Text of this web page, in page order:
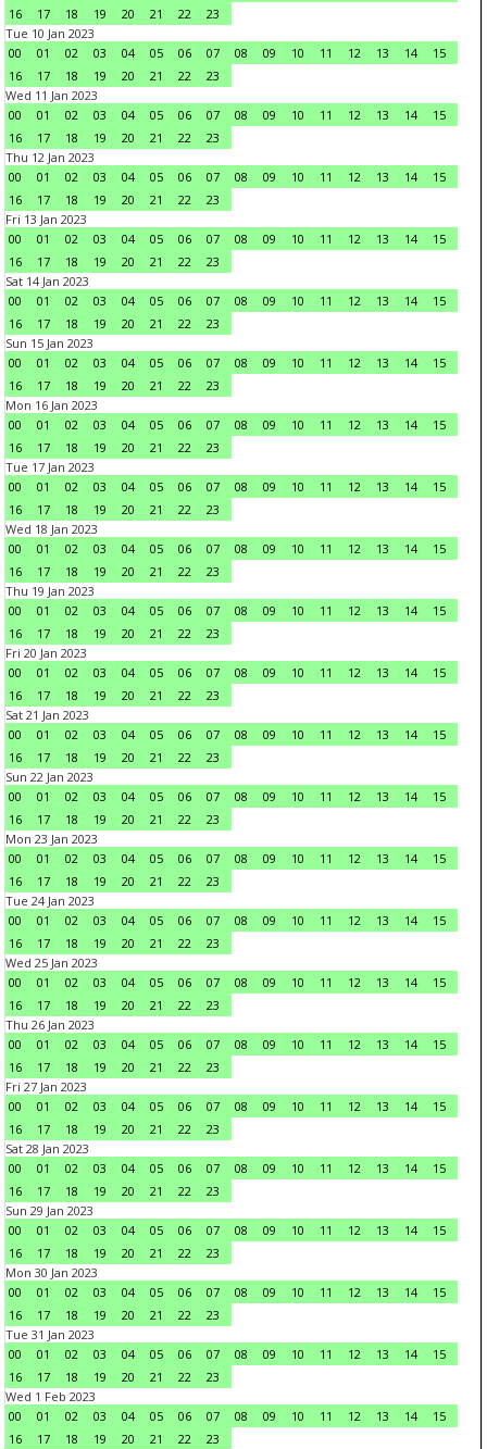
16 17 18 19 20 21 22
23
Tue 10 Jan 2023
00
01 02 03 04 05 06 07 08 09 10 11 12 13 14
15
16
17 18 19 20 21 22
23
Wed 11 Jan 2023
00
01 02 03 04 05 06 07 08 09 10 11 12 13 14
15
16
17 18 19 20 21 22
23
Thu 12 Jan 2023
00
01 02 03 04 05 06 07 08 09 10 11 12 13 14
15
16
17 18 19 20 21 22
23
Fri 13 Jan 2023
00
01 02 03 04 05 06 07 08 09 10 11 12 13 14
15
16
17 18 19 20 21 22
23
Sat 14 Jan 2023
00
01 02 03 04 05 06 07 08 09 10 11 12 13 14
15
16
17 18 19 20 21 22
23
Sun 15 Jan 2023
00
01 02 03 04 05 06 07 08 09 10 11 12 13 14
15
16
17 18 19 20 21 22
23
Mon 16 Jan 2023
00
01 02 03 04 05 06 07 08 09 10 11 12 13 14
15
16
17 18 19 20 21 22
23
Tue 17 Jan 2023
00
01 02 03 04 05 06 07 08 09 10 11 12 13 14
15
16
17 18 19 20 21 22
23
Wed 18 Jan 2023
00
01 02 03 04 05 06 07 08 09 10 11 12 13 14
15
16
17 18 19 20 21 22
23
Thu 19 Jan 2023
00
01 02 03 04 05 06 07 08 09 10 11 12 13 14
15
16
17 18 19 20 21 22
23
Fri 20 Jan 2023
00
01 02 03 04 05 06 07 08 09 10 11 12 13 14
15
16
17 18 19 20 21 22
23
Sat 21 Jan 2023
00
01 02 03 04 05 06 07 08 09 10 11 12 13 14
15
16
17 18 19 20 21 22
23
Sun 22 Jan 2023
00
01 02 03 04 05 06 07 08 09 10 11 12 13 14
15
16
17 18 19 20 21 22
23
Mon 23 Jan 2023
00
01 02 03 04 05 06 07 08 09 10 11 12 13 14
15
16
17 18 19 20 21 22
23
Tue 24 Jan 2023
00
01 02 03 04 05 06 07 08 09 10 11 12 13 14
15
16
17 18 19 20 21 22
23
Wed 25 Jan 2023
00
01 02 03 04 05 06 07 08 09 10 11 12 13 14
15
16
17 18 19 20 21 22
23
Thu 26 Jan 2023
00
01 02 03 04 05 06 07 08 09 10 11 12 13 14
15
16
17 18 19 20 21 22
23
Fri 27 Jan 2023
00
01 02 03 04 05 06 07 08 09 10 11 12 13 14
15
16
17 18 19 20 21 22
23
Sat 28 Jan 2023
00
01 02 03 04 05 06 07 08 09 10 11 12 13 14
15
16
17 18 19 20 21 22
23
Sun 29 Jan 2023
00
01 02 03 04 05 06 07 08 09 10 11 12 13 14
15
16
17 18 19 20 21 22
23
Mon 30 Jan 2023
00
01 02 03 04 05 06 07 08 09 10 11 12 13 14
15
16
17 18 19 20 21 22
23
Tue 31 Jan 2023
00
01 02 03 04 05 06 07 08 09 10 11 12 13 14
15
16
17 18 19 20 21 22
23
Wed 1 Feb 2023
00
01 02 03 04 05 06 07 08 09 10 11 12 13 14
15
16
17 18 19 20 21 22
23